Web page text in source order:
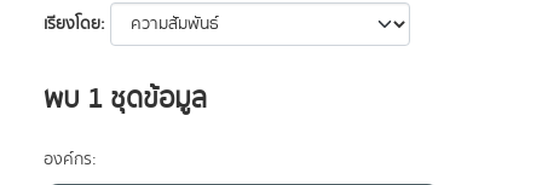
เรียงโดย
พบ 1 ชุดข้อมูล
องค์กร: